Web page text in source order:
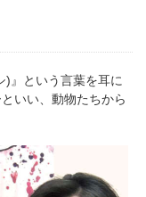
)』という言葉を耳に
いい、動物たちから